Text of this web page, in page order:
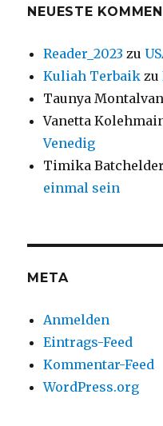
NEUESTE
Reader_2023 zu
Kuliah Terbaik zu
Taunya Montalvan
Vanetta
Venedig
Timika Batchelder
einmal sein
META
Anmelden
Eintrags-Feed
Kommentar-Feed
WordPress.org